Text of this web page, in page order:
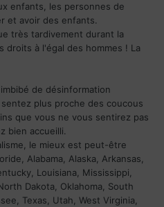
enfants, les personnes de
et avoir des enfants.
très tardivement durant la
droits à l'égal des hommes ! La
de désinformation
plus proche des coucous
que vous ne vous sentirez pas
bien accueilli.
le mieux est peut-être
Alabama, Alaska, Arkansas,
Louisiana, Mississippi,
Dakota, Oklahoma, South
Texas, Utah, West Virginia,